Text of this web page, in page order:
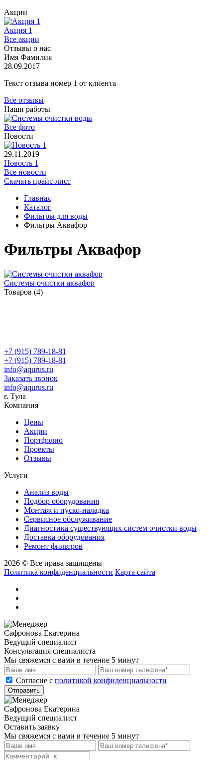
Акции
Акция 1
Все акции
Отзывы о нас
Имя Фамилия
28.09.2017
Текст отзыва номер 1 от клиента
Все отзывы
Наши работы
Все фото
Новости
29.11.2019
Новость 1
Все новости
Скачать прайс-лист
Главная
Каталог
Фильтры для воды
Фильтры Аквафор
Фильтры Аквафор
Системы очистки аквафор
Товаров (4)
+7 (915) 789-18-81
+7 (915) 789-18-81
info@aqurus.ru
Заказать звонок
info@aqurus.ru
г. Тула
Компания
Цены
Акции
Портфолио
Проекты
Отзывы
Услуги
Анализ воды
Подбор оборудования
Монтаж и пуско-наладка
Сервисное обслуживание
Диагностика существующих систем очистки воды
Доставка оборудования
Ремонт фильтров
2026 © Все права защищены
Политика конфиденциальности Карта сайта
Сафронова Екатерина
Ведущий специалист
Консультация специалиста
Мы свяжемся с вами в течение 5 минут
Cогласие с политикой конфиденциальности
Отправить
Сафронова Екатерина
Ведущий специалист
Оставить заявку
Мы свяжемся с вами в течение 5 минут